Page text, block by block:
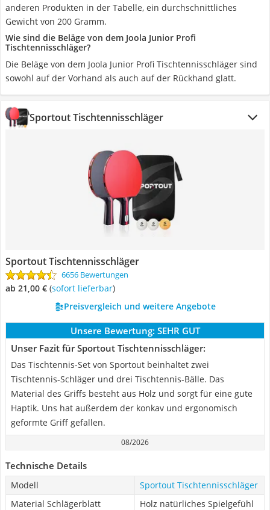
anderen Produkten in der Tabelle, ein durchschnittliches
Gewicht von 200 Gramm.
Wie sind die Beläge von dem Joola Junior Profi
Tischtennisschläger?
Die Beläge von dem Joola Junior Profi Tischtennisschläger sind
sowohl auf der Vorhand als auch auf der Rückhand glatt.
Sportout Tischtennisschläger
Sportout Tischtennisschläger
6656 Bewertungen
ab 21,00 € ( Sofort lieferbar)
Preisvergleich und weitere Angebote
Unsere Bewertung: SEHR GUT
Unser Fazit für Sportout Tischtennisschläger:
Das Tischtennis-Set von Sportout beinhaltet zwei
Tischtennis-Schläger und drei Tischtennis-Bälle. Das
Material des Griffs besteht aus Holz und sorgt für eine gute
Haptik. Uns hat außerdem der konkav und ergonomisch
geformte Griff gefallen.
08/2026
Technische Details
Modell
Sportout Tischtennisschläger
Material Schlägerblatt
Holz natürliches Spielgefühl